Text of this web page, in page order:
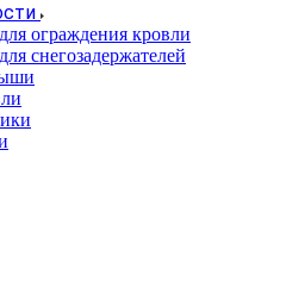
ограждения кровли
снегозадержателей